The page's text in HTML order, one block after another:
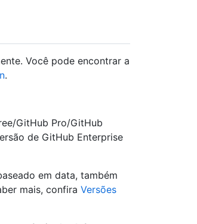
Você pode encontrar a
.
GitHub Pro/GitHub
de GitHub Enterprise
em data, também
mais, confira Versões